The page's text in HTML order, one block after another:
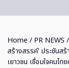
Home / PR NEWS
สร้างสรรค์’ ประชันส
เยาวชน เชื่อมใจคนไท